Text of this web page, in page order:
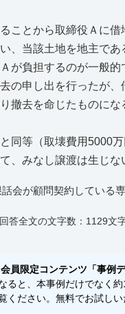
ことから取締役Ａに借
、当該土地を地主であ
が負担するのが一般
の申し出を行ったが
撤去を命じたものに
同等（取壊費用5000万
、みなし譲渡は生じな
会が顧問契約している
回答全文の文字数：1129文字
員限定コンテンツ「事例
ると、本事例だけでなく
ください。無料でお試し